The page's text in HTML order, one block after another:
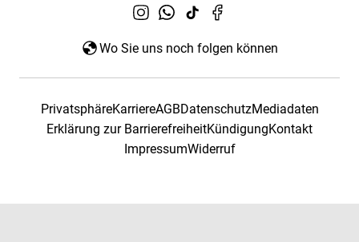
Wo Sie uns noch folgen können
PrivatsphäreKarriereAGBDatenschutzMediadaten
Erklärung zur BarrierefreiheitKündigungKontakt
ImpressumWiderruf